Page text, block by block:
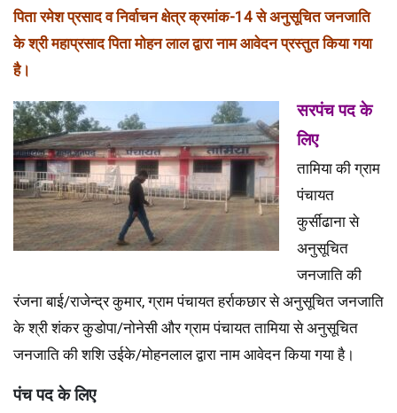
पिता रमेश प्रसाद व निर्वाचन क्षेत्र क्रमांक-14 से अनुसूचित जनजाति
के श्री महाप्रसाद पिता मोहन लाल द्वारा नाम आवेदन प्रस्तुत किया गया
है।
सरपंच पद के
लिए
तामिया की ग्राम
पंचायत
कुर्सीढाना से
अनुसूचित
जनजाति की
रंजना बाई/राजेन्द्र कुमार, ग्राम पंचायत हर्राकछार से अनुसूचित जनजाति
के श्री शंकर कुडोपा/नोनेसी और ग्राम पंचायत तामिया से अनुसूचित
जनजाति की शशि उईके/मोहनलाल द्वारा नाम आवेदन किया गया है।
पंच पद के लिए